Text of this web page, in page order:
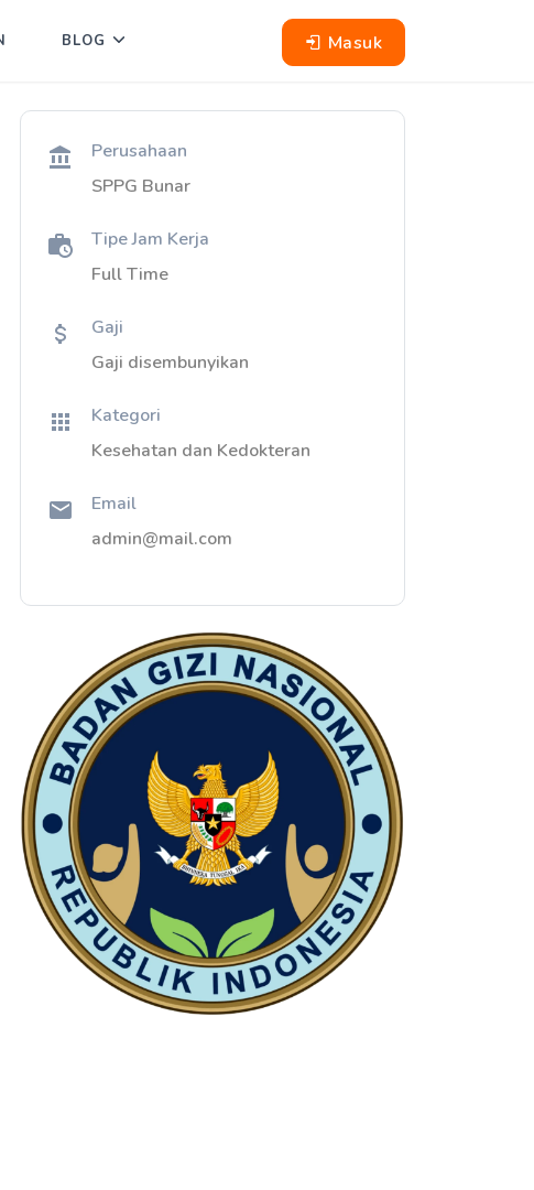
Masuk
BLOG
Perusahaan
SPPG Bunar
Tipe Jam Kerja
Full Time
Gaji
Gaji disembunyikan
Kategori
Kesehatan dan Kedokteran
Email
admin@mail.com